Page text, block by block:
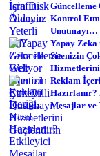
Kontrol
Unutmayı…
Yapay Zeka
Sitenizin
Reklam
Mesajlar ve